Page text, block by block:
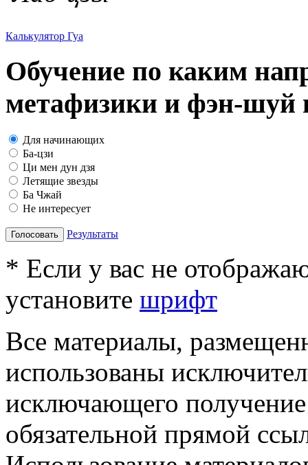
Калькулятор Гуа
Обучение по каким
метафизики и фэн-шуй
Для начинающих
Ба-цзи
Ци мен дун дзя
Летящие звезды
Ба Чжай
Не интересует
Голосовать Результаты
* Если у вас не
установите шрифт
Все материалы,
использованы
исключающего
обязательной прямой